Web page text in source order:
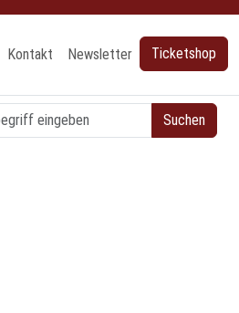
Kontakt Newsletter Ticketshop